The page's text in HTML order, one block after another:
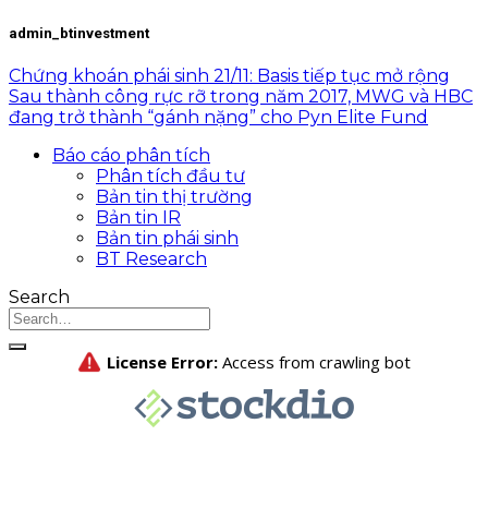
admin_btinvestment
Chứng khoán phái sinh 21/11: Basis tiếp tục mở rộng
Sau thành công rực rỡ trong năm 2017, MWG và HBC
đang trở thành “gánh nặng” cho Pyn Elite Fund
Báo cáo phân tích
Phân tích đầu tư
Bản tin thị trường
Bản tin IR
Bản tin phái sinh
BT Research
Search